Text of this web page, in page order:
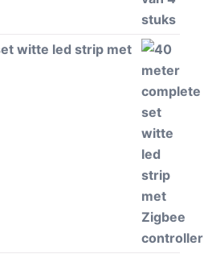
witte led strip met